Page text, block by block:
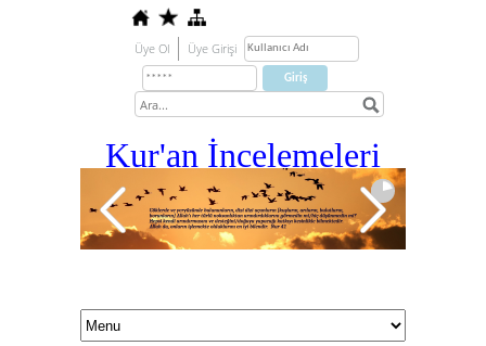
Üye Ol Üye Girişi
Kur'an İncelemeleri